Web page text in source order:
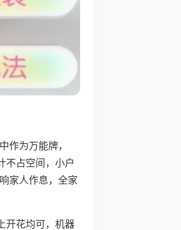
作为万能牌，
不占空间，小户
家人作息，全家
开花均可，机器